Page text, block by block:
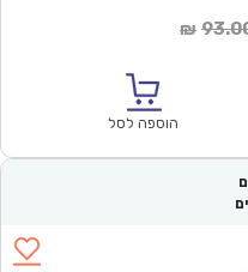
₪
הוספה לסל